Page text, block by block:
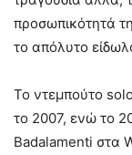
προσωπικότητά
το απόλυτο
Το ντεμπούτο
το 2007, ενώ το
Badalamenti στα